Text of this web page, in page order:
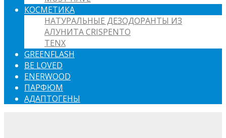
КОСМЕТИКА
НАТУРАЛЬНЫЕ ДЕЗОДОРАНТЫ ИЗ
АЛУНИТА CRISPENTO
TENX
GREENFLASH
BE LOVED
ENERWOOD
ПАРФЮМ
АДАПТОГЕНЫ